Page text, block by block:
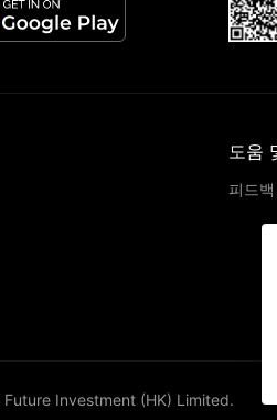
도움
피드백
Future Investment (HK) Limited.